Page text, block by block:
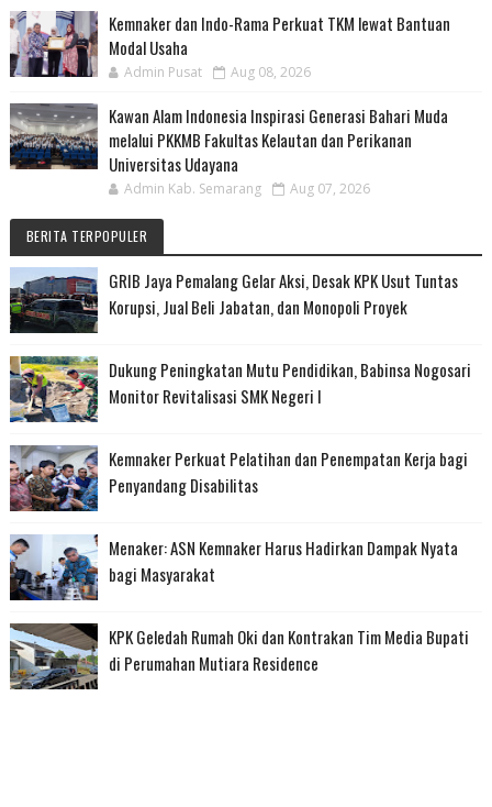
Kemnaker dan Indo-Rama Perkuat TKM lewat Bantuan
Modal Usaha
Admin Pusat Aug 08, 2026
Kawan Alam Indonesia Inspirasi Generasi Bahari Muda
melalui PKKMB Fakultas Kelautan dan Perikanan
Universitas Udayana
Admin Kab. Semarang Aug 07, 2026
BERITA TERPOPULER
GRIB Jaya Pemalang Gelar Aksi, Desak KPK Usut Tuntas
Korupsi, Jual Beli Jabatan, dan Monopoli Proyek
Dukung Peningkatan Mutu Pendidikan, Babinsa Nogosari
Monitor Revitalisasi SMK Negeri I
Kemnaker Perkuat Pelatihan dan Penempatan Kerja bagi
Penyandang Disabilitas
Menaker: ASN Kemnaker Harus Hadirkan Dampak Nyata
bagi Masyarakat
KPK Geledah Rumah Oki dan Kontrakan Tim Media Bupati
di Perumahan Mutiara Residence